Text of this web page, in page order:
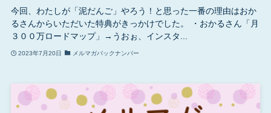
今回、わたしが「泥だんご」やろう！と思った一番の理由はおか
るさんからいただいた特典がきっかけでした。 ・おかるさん「月
３００万ロードマップ」→うおぉ、インスタ...
2023年7月20日 メルマガバックナンバー